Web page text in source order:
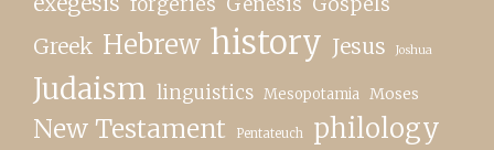
Greek Hebrew history Jesus Joshua
Judaism linguistics Mesopotamia Moses
New Testament Pentateuch philology